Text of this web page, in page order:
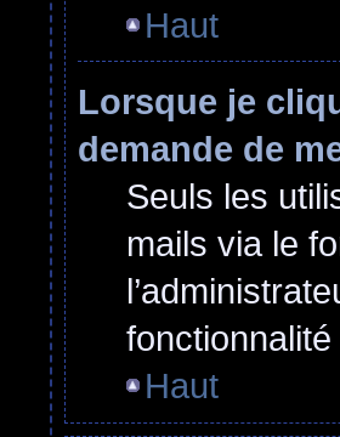
Haut
Lorsque je
demande de
Seuls les
mails via le
Haut